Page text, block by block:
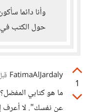
وأنا دائما
حول الكتب
1
FatimaAlJardaly قبل 3
ما هو كتابي
عن نفسك". لا أعرف